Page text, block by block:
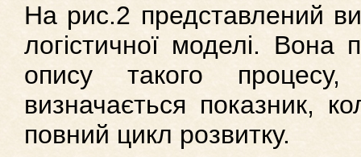
На рис.2 представлений
логістичної моделі. Вона
опису такого
визначається показник,
повний цикл розвитку.